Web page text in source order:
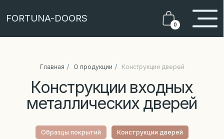
FORTUNA-DOORS
Главная / О продукции / Конструкции дверей
Конструкции входных
металлических дверей
Образцы покрытий Конструкции дверей